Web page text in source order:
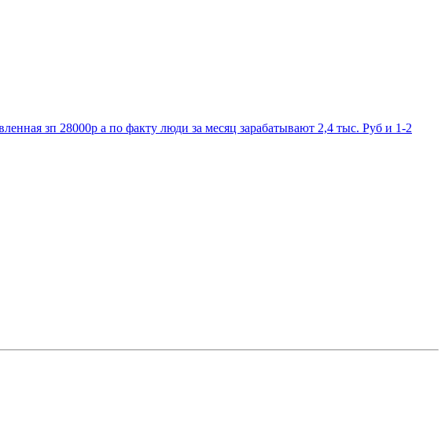
зп 28000р а по факту люди за месяц зарабатывают 2,4 тыс. Руб и 1-2